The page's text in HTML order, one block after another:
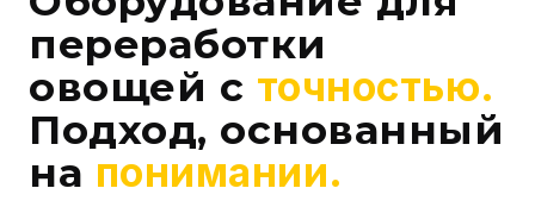
переработки
овощей с точностью.
Подход, основанный
на понимании.